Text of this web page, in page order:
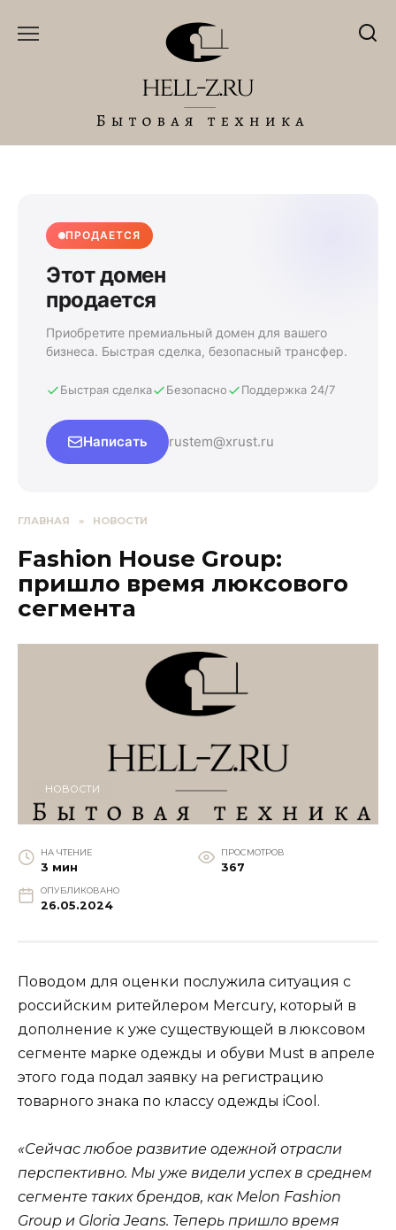
ПРОДАЕТСЯ
Этот домен
продается
Приобретите премиальный домен для вашего
бизнеса. Быстрая сделка, безопасный трансфер.
Быстрая сделка Безопасно Поддержка 24/7
Написать rustem@xrust.ru
ГЛАВНАЯ » НОВОСТИ
Fashion House Group:
пришло время люксового
сегмента
НОВОСТИ
НА ЧТЕНИЕ
3 мин
ПРОСМОТРОВ
367
ОПУБЛИКОВАНО
26.05.2024
Поводом для оценки послужила ситуация с
российским ритейлером Mercury, который в
дополнение к уже существующей в люксовом
сегменте марке одежды и обуви Must в апреле
этого года подал заявку на регистрацию
товарного знака по классу одежды iCool.
«Сейчас любое развитие одежной отрасли
перспективно. Мы уже видели успех в среднем
сегменте таких брендов, как Melon Fashion
Group и Gloria Jeans. Теперь пришло время